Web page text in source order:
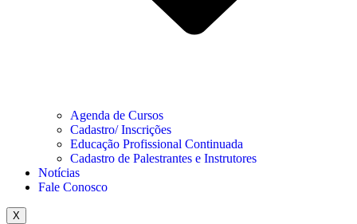
Agenda de Cursos
Cadastro/ Inscrições
Educação Profissional Continuada
Cadastro de Palestrantes e Instrutores
Notícias
Fale Conosco
X